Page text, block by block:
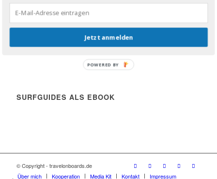
SHARE THE STOKE!
SURFGUIDES ALS EBOOK
© Copyright - travelonboards.de
Über mich
Kooperation Media Kit Kontakt Impressum
Jetzt anmelden
POWERED BY